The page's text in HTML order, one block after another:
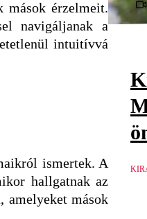
mások érzelmeit.
navigáljanak a
intuitívvá
ismertek. A
hallgatnak az
amelyeket mások